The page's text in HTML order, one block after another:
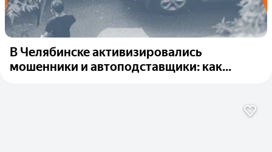
В Челябинске активизировались
мошенники и автоподставщики: как...